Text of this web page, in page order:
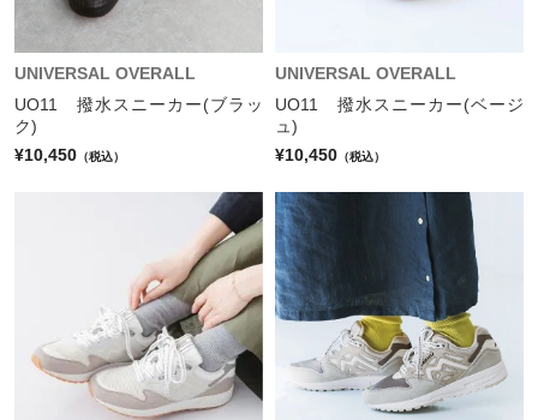
UNIVERSAL OVERALL
UO11 撥水スニーカー(ブラッ
ク)
¥10,450 （税込）
UNIVERSAL OVERALL
UO11 撥水スニーカー(ベージ
ュ)
¥10,450 （税込）